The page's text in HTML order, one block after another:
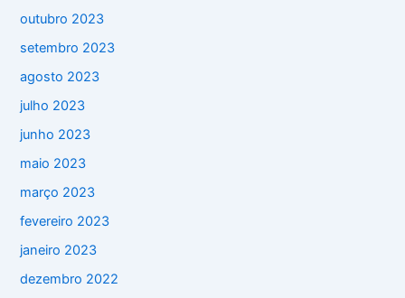
outubro 2023
setembro 2023
agosto 2023
julho 2023
junho 2023
maio 2023
março 2023
fevereiro 2023
janeiro 2023
dezembro 2022